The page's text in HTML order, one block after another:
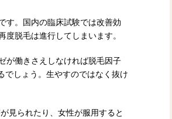
す。国内の臨床試験では改善効
脱毛は進行してしまいます。
が働きさえしなければ脱毛因子
でしょう。生やすのではなく抜け
見られたり、女性が服用すると